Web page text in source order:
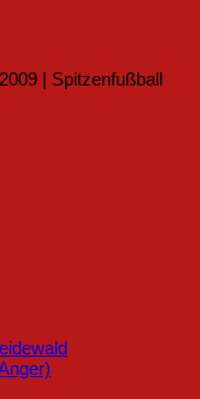
| Spitzenfußball